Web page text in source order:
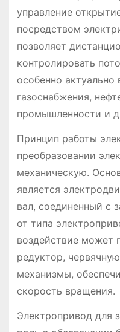
управление
посредством
позволяет
контролировать
особенно
газоснабжения,
промышленности и
Принцип работы
преобразовании
механическую.
является
вал, соединенный с
от типа
воздействие может
редуктор,
механизмы,
скорость вращения.
Электропривод для